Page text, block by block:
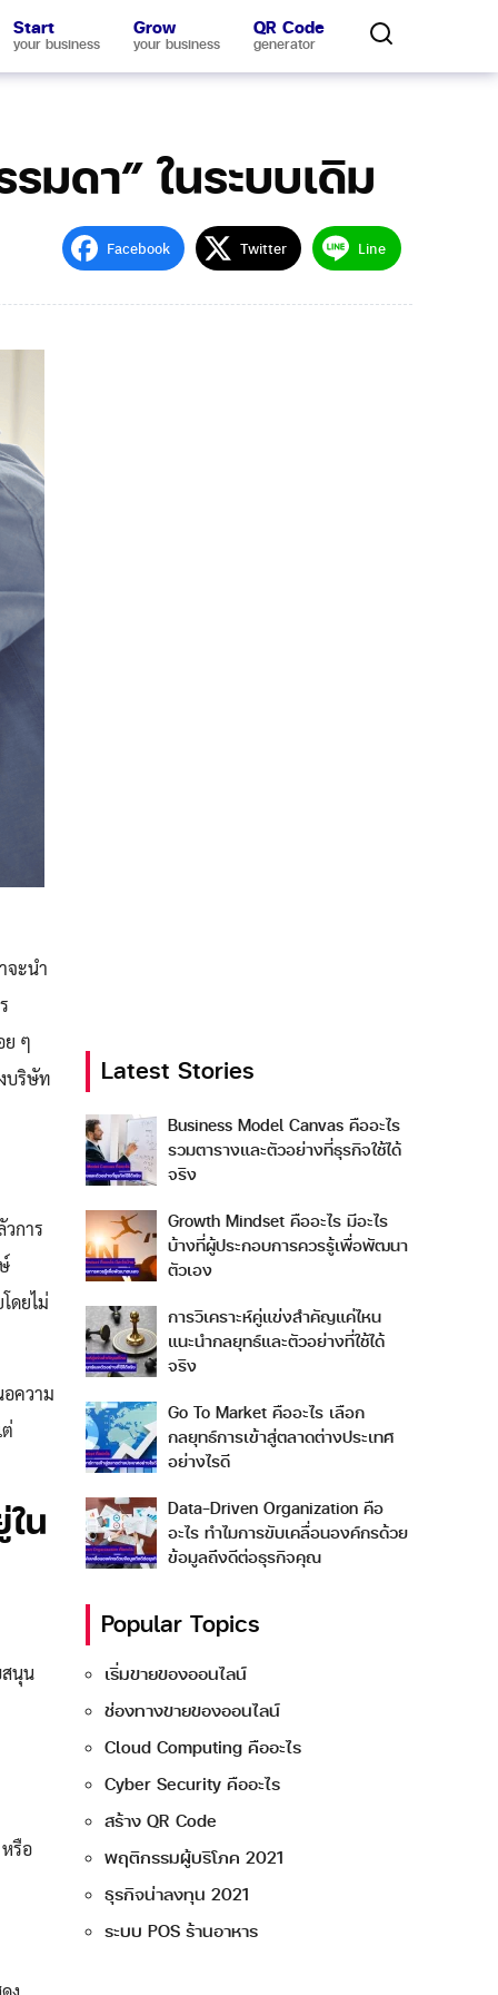
Start
your business
Grow
your business
QR Code
generator
มดา” ในระบบเดิม
Facebook Twitter Line
จะนำ
ย ๆ
บริษัท
การ
ดยไม่
อความ
น
สนุน
รือ
Latest Stories
Business Model Canvas คืออะไร
รวมตารางและตัวอย่างที่ธุรกิจใช้ได้
จริง
Growth Mindset คืออะไร มีอะไร
บ้างที่ผู้ประกอบการควรรู้เพื่อพัฒนา
ตัวเอง
การวิเคราะห์คู่แข่งสำคัญแค่ไหน
แนะนำกลยุทธ์และตัวอย่างที่ใช้ได้
จริง
Go To Market คืออะไร เลือก
กลยุทธ์การเข้าสู่ตลาดต่างประเทศ
อย่างไรดี
Data-Driven Organization คือ
อะไร ทำไมการขับเคลื่อนองค์กรด้วย
ข้อมูลถึงดีต่อธุรกิจคุณ
Popular Topics
เริ่มขายของออนไลน์
ช่องทางขายของออนไลน์
Cloud Computing คืออะไร
Cyber Security คืออะไร
สร้าง QR Code
พฤติกรรมผู้บริโภค 2021
ธุรกิจน่าลงทุน 2021
ระบบ POS ร้านอาหาร